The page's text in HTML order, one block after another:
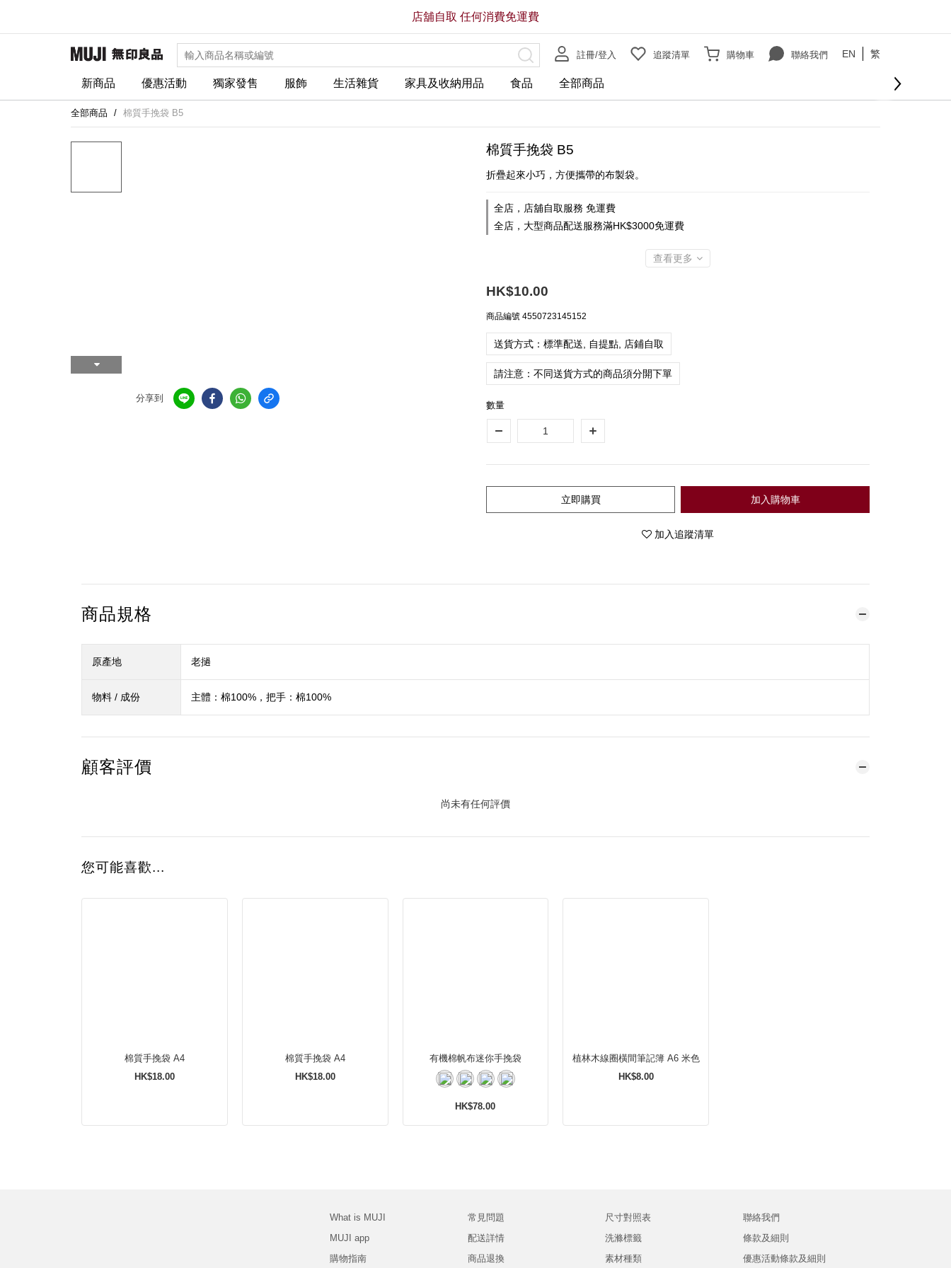
註冊/登入 追蹤清單 購物車 聯絡我們 EN 繁
新商品 優惠活動 獨家發售 服飾 生活雜貨 家具及收納用品 食品 全部商品
店舖自取 任何消費免運費
全部商品 棉質手挽袋 B5
分享到
棉質手挽袋 B5
折疊起來小巧，方便攜帶的布製袋。
全店，店舖自取服務 免運費
全店，大型商品配送服務滿HK$3000免運費
查看更多
HK$10.00
商品編號 4550723145152
送貨方式：標準配送, 自提點, 店鋪自取
請注意：不同送貨方式的商品須分開下單
數量
加入購物車
立即購買
加入追蹤清單
商品規格
原產地 老撾
物料 / 成份 主體：棉100%，把手：棉100%
顧客評價
尚未有任何評價
您可能喜歡...
棉質手挽袋 A4
HK$18.00
棉質手挽袋 A4
HK$18.00
有機棉帆布迷你手挽袋
HK$78.00
植林木線圈橫間筆記簿 A6 米色
HK$8.00
What is MUJI
MUJI app
購物指南
常見問題
配送詳情
商品退換
尺寸對照表
洗滌標籤
素材種類
聯絡我們
條款及細則
優惠活動條款及細則